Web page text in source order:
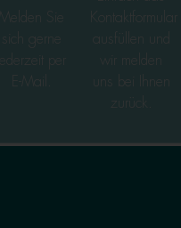
jederzeit per
zurück.